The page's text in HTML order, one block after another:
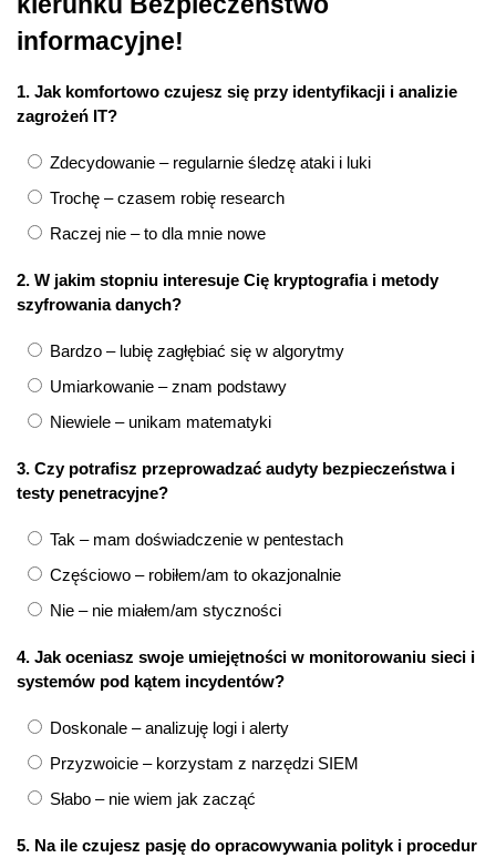
informacyjne!
1. Jak komfortowo czujesz się przy identyfikacji i analizie
zagrożeń IT?
Zdecydowanie – regularnie śledzę ataki i luki
Trochę – czasem robię research
Raczej nie – to dla mnie nowe
2. W jakim stopniu interesuje Cię kryptografia i metody
szyfrowania danych?
Bardzo – lubię zagłębiać się w algorytmy
Umiarkowanie – znam podstawy
Niewiele – unikam matematyki
3. Czy potrafisz przeprowadzać audyty bezpieczeństwa i
testy penetracyjne?
Tak – mam doświadczenie w pentestach
Częściowo – robiłem/am to okazjonalnie
Nie – nie miałem/am styczności
4. Jak oceniasz swoje umiejętności w monitorowaniu sieci i
systemów pod kątem incydentów?
Doskonale – analizuję logi i alerty
Przyzwoicie – korzystam z narzędzi SIEM
Słabo – nie wiem jak zacząć
5. Na ile czujesz pasję do opracowywania polityk i procedur